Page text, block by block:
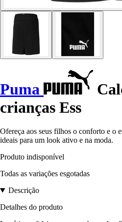
Puma
crianças Ess
Ofereça aos seus filhos o conforto e o
ideais para um look ativo e na moda.
Produto indisponível
Todas as variações esgotadas
Descrição
Detalhes do produto